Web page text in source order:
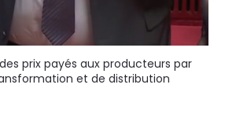
prix payés aux producteurs par
et de distribution